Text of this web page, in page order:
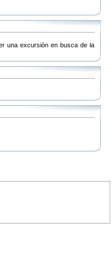
una excursión en busca de la